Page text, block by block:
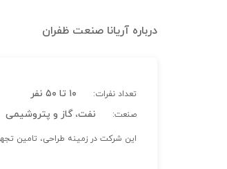
درباره آریانا صنعت ظفران
تعداد نفرات: ۱۰ تا ۵۰ نفر
صنعت: نفت، گاز و پتروشیمی
این شرکت در زمینه طراحی، تامین